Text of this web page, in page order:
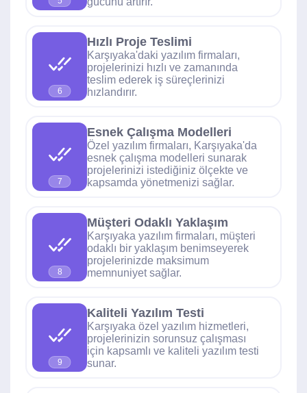
6
Hızlı Proje Teslimi
Karşıyaka'daki yazılım firmaları,
projelerinizi hızlı ve zamanında
teslim ederek iş süreçlerinizi
hızlandırır.
7
Esnek Çalışma Modelleri
Özel yazılım firmaları, Karşıyaka'da
esnek çalışma modelleri sunarak
projelerinizi istediğiniz ölçekte ve
kapsamda yönetmenizi sağlar.
8
Müşteri Odaklı Yaklaşım
Karşıyaka yazılım firmaları, müşteri
odaklı bir yaklaşım benimseyerek
projelerinizde maksimum
memnuniyet sağlar.
9
Kaliteli Yazılım Testi
Karşıyaka özel yazılım hizmetleri,
projelerinizin sorunsuz çalışması
için kapsamlı ve kaliteli yazılım testi
sunar.